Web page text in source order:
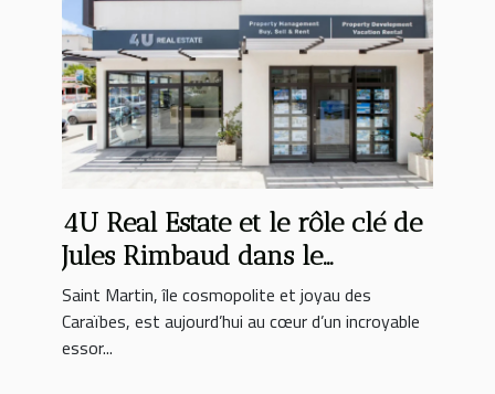
4U Real Estate et le rôle clé de
Jules Rimbaud dans le
développement immobilier à
Saint Martin
Saint Martin, île cosmopolite et joyau des
Caraïbes, est aujourd’hui au cœur d’un incroyable
essor...